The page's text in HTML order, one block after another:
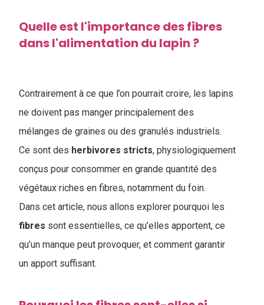
Quelle est l'importance des fibres
dans l'alimentation du lapin ?
Contrairement à ce que l’on pourrait croire, les lapins
ne doivent pas manger principalement des
mélanges de graines ou des granulés industriels.
Ce sont des herbivores stricts, physiologiquement
conçus pour consommer en grande quantité des
végétaux riches en fibres, notamment du foin.
Dans cet article, nous allons explorer pourquoi les
fibres sont essentielles, ce qu’elles apportent, ce
qu’un manque peut provoquer, et comment garantir
un apport suffisant.